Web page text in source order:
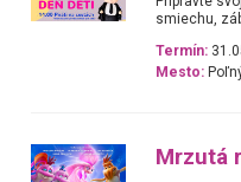
smiechu,
Termín:
Mesto:
Mrzutá